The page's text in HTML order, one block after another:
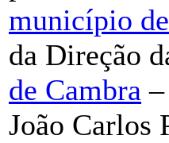
município
da Direção
de Cambra
João Carlos